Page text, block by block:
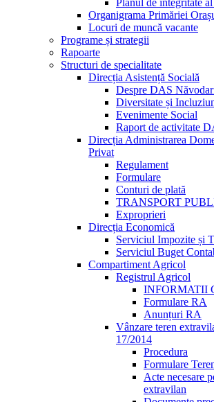
Planul de integritate
Organigrama Primăriei
Locuri de muncă vacante
Programe și strategii
Rapoarte
Structuri de specialitate
Direcția Asistență Socială
Despre DAS
Diversitate și
Evenimente Social
Raport de activitate
Direcția Administrarea
Privat
Regulament
Formulare
Conturi de plată
TRANSPORT
Exproprieri
Direcția Economică
Serviciul Impozite și
Serviciul Buget
Compartiment Agricol
Registrul Agricol
INFORMATII
Formulare RA
Anunțuri RA
Vânzare teren
17/2014
Procedura
Formulare
Acte necesare
extravilan